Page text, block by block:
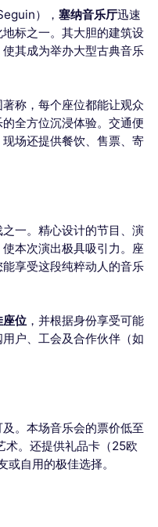
enhance your browsing
personalize the ads shown to
preferences at any time.
）， 塞纳音乐厅迅速
标之一。其大胆的建筑设
其成为举办大型古典音乐
称，每个座位都能让观众
全方位沉浸体验。交通便
场还提供餐饮、售票、寄
一。精心设计的节目、演
本次演出极具吸引力。座
享受这段纯粹动人的音乐
座位 ，并根据身份享受可能
户、工会及合作伙伴（如
。本场音乐会的票价低至
术。还提供礼品卡（25欧
自用的极佳选择。